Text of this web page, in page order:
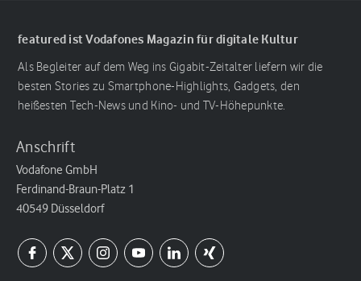
featured ist Vodafones Magazin für digitale Kultur
Als Begleiter auf dem Weg ins Gigabit-Zeitalter liefern wir die
besten Stories zu Smartphone-Highlights, Gadgets, den
heißesten Tech-News und Kino- und TV-Höhepunkte.
Anschrift
Vodafone GmbH
Ferdinand-Braun-Platz 1
40549 Düsseldorf